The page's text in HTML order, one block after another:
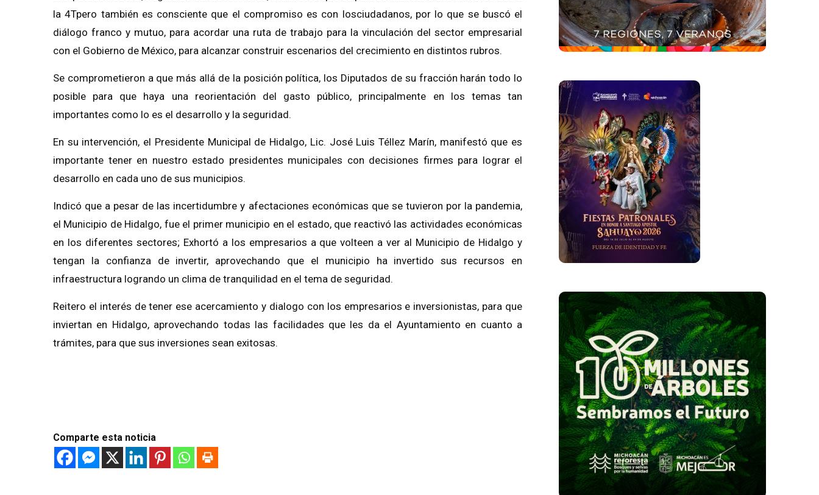
la 4Tpero también es consciente que el compromiso es con losciudadanos, por lo que se buscó el
diálogo franco y mutuo, para acordar una ruta de trabajo para la vinculación del sector empresarial
con el Gobierno de México, para alcanzar construir escenarios del crecimiento en distintos rubros.
Se comprometieron a que más allá de la posición política, los Diputados de su fracción harán todo lo
posible para que haya una reorientación del gasto público, principalmente en los temas tan
importantes como lo es el desarrollo y la seguridad.
En su intervención, el Presidente Municipal de Hidalgo, Lic. José Luis Téllez Marín, manifestó que es
importante tener en nuestro estado presidentes municipales con decisiones firmes para lograr el
desarrollo en cada uno de sus municipios.
Indicó que a pesar de las incertidumbre y afectaciones económicas que se tuvieron por la pandemia,
el Municipio de Hidalgo, fue el primer municipio en el estado, que reactivó las actividades económicas
en los diferentes sectores; Exhortó a los empresarios a que volteen a ver al Municipio de Hidalgo y
tengan la confianza de invertir, aprovechando que el municipio ha invertido sus recursos en
infraestructura logrando un clima de tranquilidad en el tema de seguridad.
Reitero el interés de tener ese acercamiento y dialogo con los empresarios e inversionistas, para que
inviertan en Hidalgo, aprovechando todas las facilidades que les da el Ayuntamiento en cuanto a
trámites, para que sus inversiones sean exitosas.
Comparte esta noticia